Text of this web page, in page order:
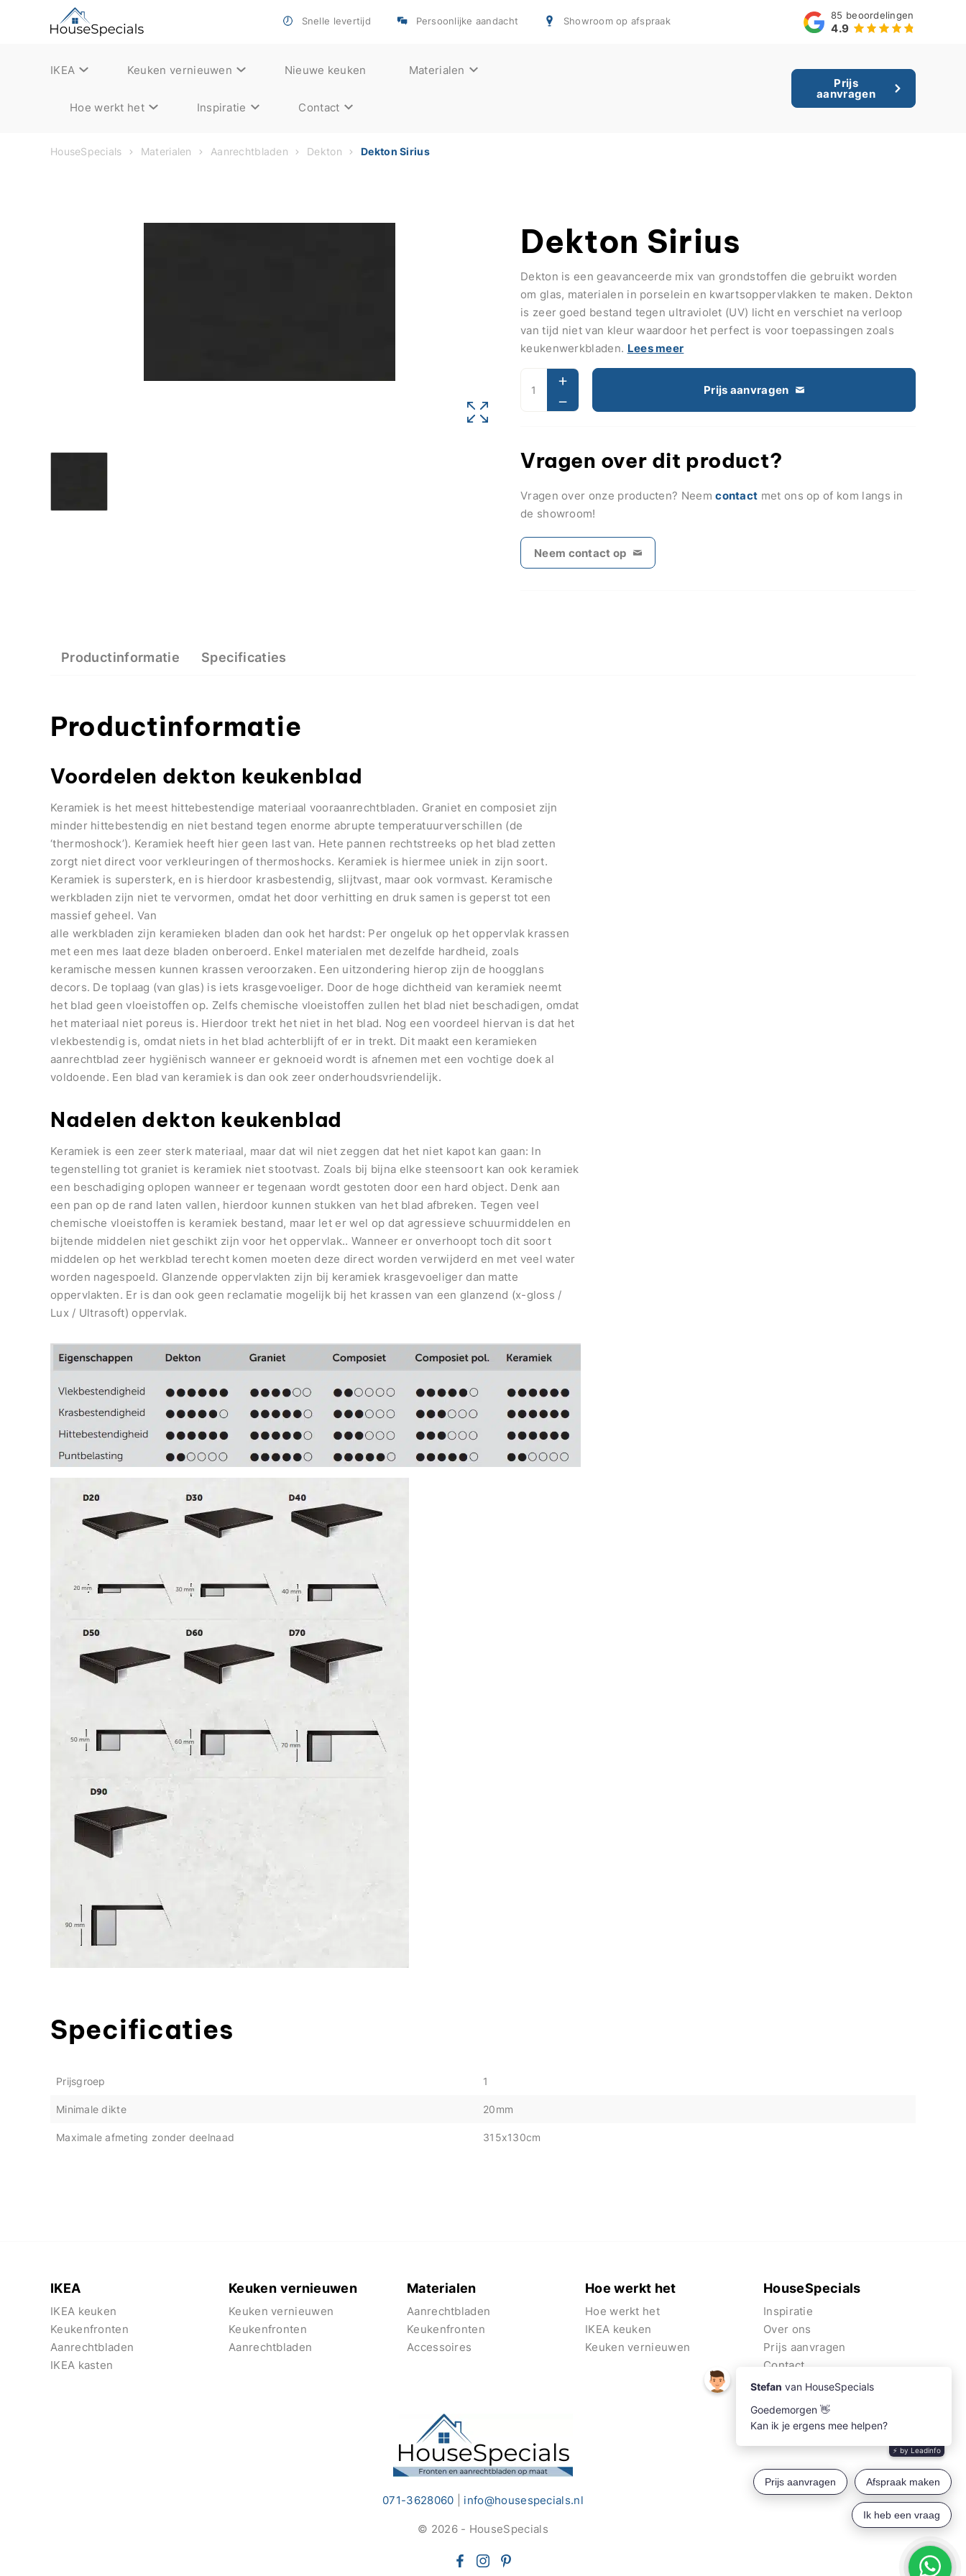
Snelle levertijd Persoonlijke aandacht Showroom op afspraak 85 beoordelingen
4.9
IKEA Keuken vernieuwen Nieuwe keuken Materialen
Hoe werkt het Inspiratie Contact
Prijs
aanvragen
HouseSpecials Materialen Aanrechtbladen Dekton Dekton Sirius
Dekton Sirius
Dekton is een geavanceerde mix van grondstoffen die gebruikt worden
om glas, materialen in porselein en kwartsoppervlakken te maken. Dekton
is zeer goed bestand tegen ultraviolet (UV) licht en verschiet na verloop
van tijd niet van kleur waardoor het perfect is voor toepassingen zoals
keukenwerkbladen. Lees meer
Prijs aanvragen
Vragen over dit product?
Vragen over onze producten? Neemcontact met ons op of kom langs in
de showroom!
Neem contact op
Productinformatie Specificaties
Productinformatie
Voordelen dekton keukenblad
Keramiek is het meest hittebestendige materiaal vooraanrechtbladen. Graniet en composiet zijn
minder hittebestendig en niet bestand tegen enorme abrupte temperatuurverschillen (de
‘thermoshock’). Keramiek heeft hier geen last van. Hete pannen rechtstreeks op het blad zetten
zorgt niet direct voor verkleuringen of thermoshocks. Keramiek is hiermee uniek in zijn soort.
Keramiek is supersterk, en is hierdoor krasbestendig, slijtvast, maar ook vormvast. Keramische
werkbladen zijn niet te vervormen, omdat het door verhitting en druk samen is geperst tot een
massief geheel. Van
alle werkbladen zijn keramieken bladen dan ook het hardst: Per ongeluk op het oppervlak krassen
met een mes laat deze bladen onberoerd. Enkel materialen met dezelfde hardheid, zoals
keramische messen kunnen krassen veroorzaken. Een uitzondering hierop zijn de hoogglans
decors. De toplaag (van glas) is iets krasgevoeliger. Door de hoge dichtheid van keramiek neemt
het blad geen vloeistoffen op. Zelfs chemische vloeistoffen zullen het blad niet beschadigen, omdat
het materiaal niet poreus is. Hierdoor trekt het niet in het blad. Nog een voordeel hiervan is dat het
vlekbestendig is, omdat niets in het blad achterblijft of er in trekt. Dit maakt een keramieken
aanrechtblad zeer hygiënisch wanneer er geknoeid wordt is afnemen met een vochtige doek al
voldoende. Een blad van keramiek is dan ook zeer onderhoudsvriendelijk.
Nadelen dekton keukenblad
Keramiek is een zeer sterk materiaal, maar dat wil niet zeggen dat het niet kapot kan gaan: In
tegenstelling tot graniet is keramiek niet stootvast. Zoals bij bijna elke steensoort kan ook keramiek
een beschadiging oplopen wanneer er tegenaan wordt gestoten door een hard object. Denk aan
een pan op de rand laten vallen, hierdoor kunnen stukken van het blad afbreken. Tegen veel
chemische vloeistoffen is keramiek bestand, maar let er wel op dat agressieve schuurmiddelen en
bijtende middelen niet geschikt zijn voor het oppervlak.. Wanneer er onverhoopt toch dit soort
middelen op het werkblad terecht komen moeten deze direct worden verwijderd en met veel water
worden nagespoeld. Glanzende oppervlakten zijn bij keramiek krasgevoeliger dan matte
oppervlakten. Er is dan ook geen reclamatie mogelijk bij het krassen van een glanzend (x-gloss /
Lux / Ultrasoft) oppervlak.
Specificaties
Prijsgroep 1
Minimale dikte 20mm
Maximale afmeting zonder deelnaad 315x130cm
IKEA
IKEA keuken
Keukenfronten
Aanrechtbladen
IKEA kasten
Keuken vernieuwen
Keuken vernieuwen
Keukenfronten
Aanrechtbladen
Materialen
Aanrechtbladen
Keukenfronten
Accessoires
Hoe werkt het
Hoe werkt het
IKEA keuken
Keuken vernieuwen
HouseSpecials
Inspiratie
Over ons
Prijs aanvragen
Contact
Algemene voorwaarden
071-3628060
info@housespecials.nl
© 2026 - HouseSpecials